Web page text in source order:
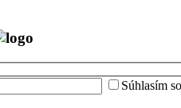
Súhlasím so